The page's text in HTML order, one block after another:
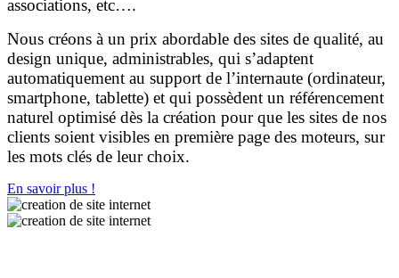
associations, etc….
Nous créons à un prix abordable des sites de qualité, au
design unique, administrables, qui s’adaptent
automatiquement au support de l’internaute (ordinateur,
smartphone, tablette) et qui possèdent un référencement
naturel optimisé dès la création pour que les sites de nos
clients soient visibles en première page des moteurs, sur
les mots clés de leur choix.
En savoir plus !